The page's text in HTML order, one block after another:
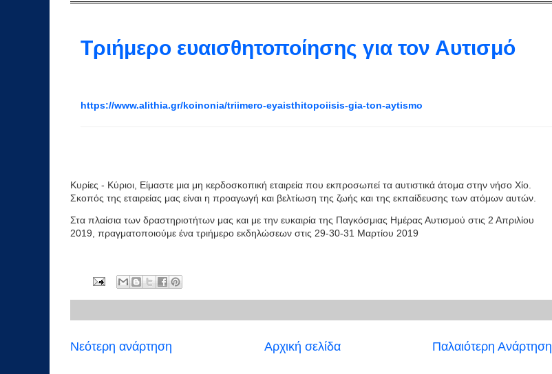
Τριήμερο ευαισθητοποίησης για τον Αυτισμό
https://www.alithia.gr/koinonia/triimero-eyaisthitopoiisis-gia-ton-aytismo
Κυρίες - Κύριοι, Είμαστε μια μη κερδοσκοπική εταιρεία που εκπροσωπεί τα αυτιστικά άτομα στην νήσο Χίο.
Σκοπός της εταιρείας μας είναι η προαγωγή και βελτίωση της ζωής και της εκπαίδευσης των ατόμων αυτών.
Στα πλαίσια των δραστηριοτήτων μας και με την ευκαιρία της Παγκόσμιας Ημέρας Αυτισμού στις 2 Απριλίου
2019, πραγματοποιούμε ένα τριήμερο εκδηλώσεων στις 29-30-31 Μαρτίου 2019
Νεότερη ανάρτηση Παλαιότερη Ανάρτηση
Αρχική σελίδα